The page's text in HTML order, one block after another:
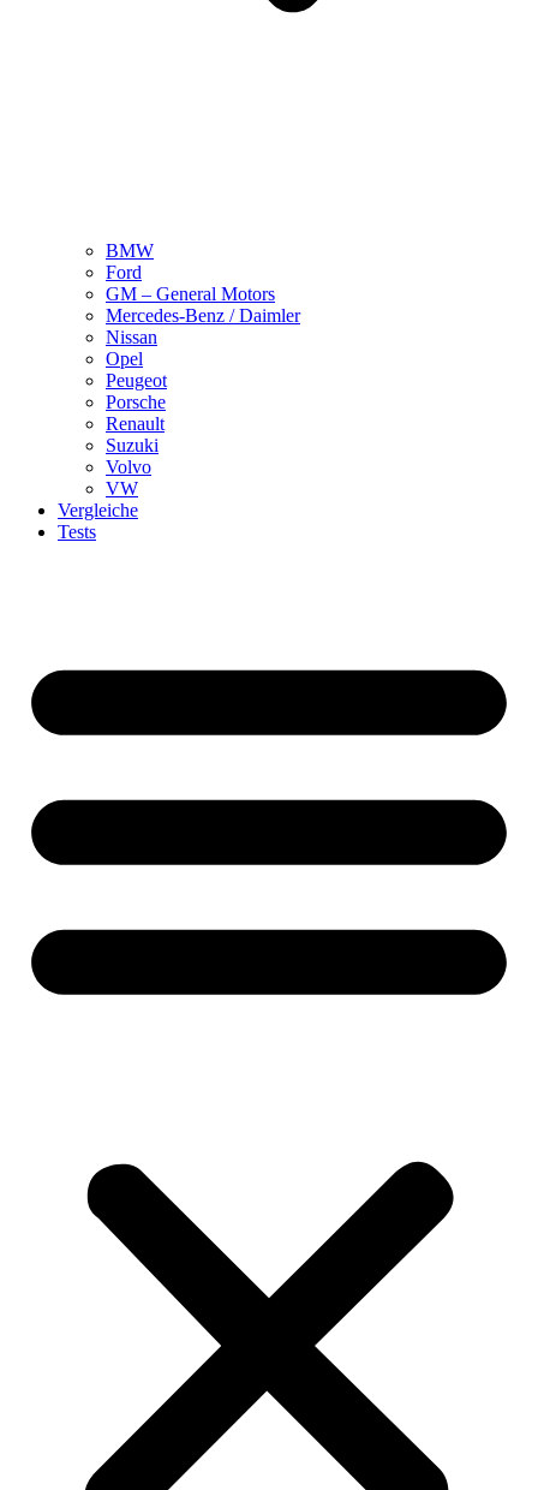
BMW
Ford
GM – General Motors
Mercedes-Benz / Daimler
Nissan
Opel
Peugeot
Porsche
Renault
Suzuki
Volvo
VW
Vergleiche
Tests